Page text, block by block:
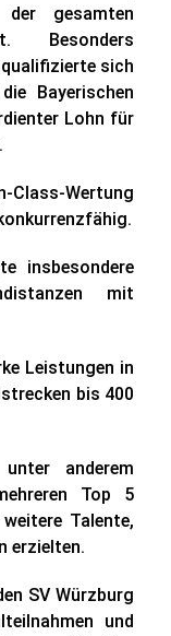
gesamten
Besonders
sich
Bayerischen
Lohn für
Wertung
insbesondere
mit
Leistungen in
bis 400
anderem
Top 5
Talente,
erzielten.
SV Würzburg
und